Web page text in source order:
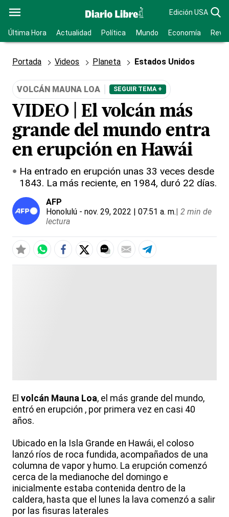
Edición USA
Última Hora Actualidad Política Mundo Economía
Portada Videos Planeta Estados Unidos
VOLCÁN MAUNA LOA SEGUIR TEMA +
VIDEO | El volcán más
grande del mundo entra
en erupción en Hawái
Ha entrado en erupción unas 33 veces desde
1843. La más reciente, en 1984, duró 22 días.
AFP
Honolulú - nov. 29, 2022 | 07:51 a. m.| 2 min de
lectura
El volcán Mauna Loa, el más grande del mundo,
entró en erupción , por primera vez en casi 40
años.
Ubicado en la Isla Grande en Hawái, el coloso
lanzó ríos de roca fundida, acompañados de una
columna de vapor y humo. La erupción comenzó
cerca de la medianoche del domingo e
inicialmente estaba contenida dentro de la
caldera, hasta que el lunes la lava comenzó a salir
por las fisuras laterales